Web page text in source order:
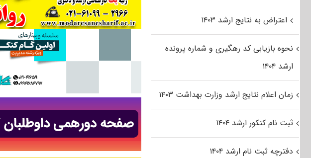
اعتراض به نتایج ارشد ۱۴۰۳
نحوه بازیابی کد رهگیری و شماره پرونده
ارشد ۱۴۰۴
زمان اعلام نتایج ارشد وزارت بهداشت ۱۴۰۳
ثبت نام کنکور ارشد ۱۴۰۴
دفترچه ثبت نام ارشد ۱۴۰۴